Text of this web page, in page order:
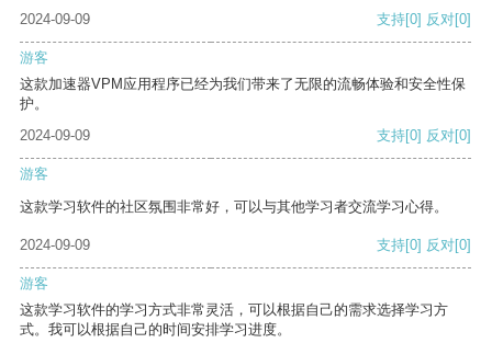
2024-09-09
支持[0] 反对[0]
游客
这款加速器VPM应用程序已经为我们带来了无限的流畅体验和安全性保
护。
2024-09-09
支持[0] 反对[0]
游客
这款学习软件的社区氛围非常好，可以与其他学习者交流学习心得。
2024-09-09 支持[0] 反对[0]
游客
这款学习软件的学习方式非常灵活，可以根据自己的需求选择学习方
式。我可以根据自己的时间安排学习进度。